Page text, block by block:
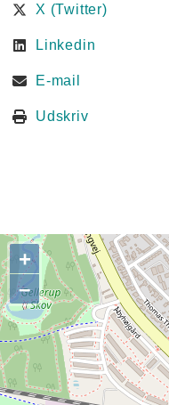
X (Twitter)
Linkedin
E-mail
Udskriv
+
–